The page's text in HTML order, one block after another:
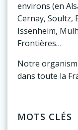
environs (en
Cernay, Soultz,
Issenheim,
Frontières…
Notre
dans toute la
MOTS CLÉS